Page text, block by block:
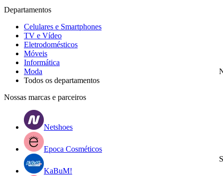
Departamentos
Celulares e Smartphones
TV e Vídeo
Eletrodomésticos
Móveis
Informática
Moda
Todos os departamentos
Nossas marcas e parceiros
Netshoes
Epoca Cosméticos
KaBuM!